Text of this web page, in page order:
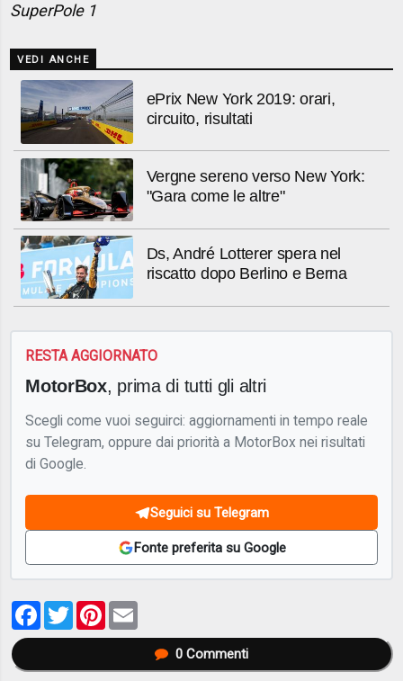
SuperPole 1
VEDI ANCHE
ePrix New York 2019: orari,
circuito, risultati
Vergne sereno verso New York:
"Gara come le altre"
Ds, André Lotterer spera nel
riscatto dopo Berlino e Berna
RESTA AGGIORNATO
MotorBox, prima di tutti gli altri
Scegli come vuoi seguirci: aggiornamenti in tempo reale
su Telegram, oppure dai priorità a MotorBox nei risultati
di Google.
Seguici su Telegram
Fonte preferita su Google
Facebook
TwitterPinterest
0Commenti